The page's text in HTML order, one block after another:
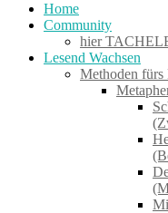
Kurs
Werkzeuge
Home
Community
hier
Lesend Wachsen
Methoden fürs